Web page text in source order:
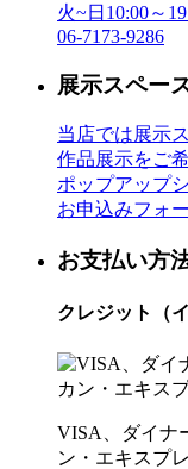
火~日10:00～
06-7173-9286
展示スペー
当店では展示
作品展示をご
ポップアップ
お申込みフォ
お支払い方
クレジット（
VISA、ダイナ
ン・エキスプ